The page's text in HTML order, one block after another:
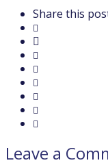
Share this
Leave a